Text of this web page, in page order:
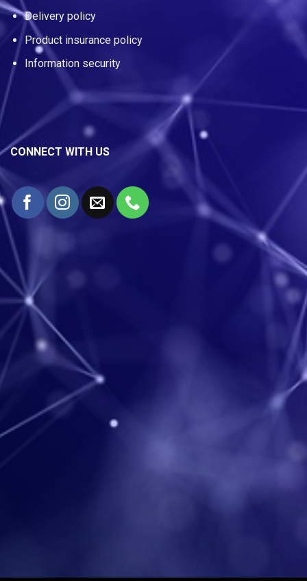
Delivery policy
Product insurance policy
Information security
CONNECT WITH US